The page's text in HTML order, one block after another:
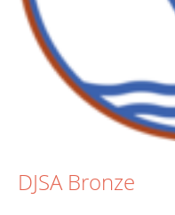
DJSA Bronze